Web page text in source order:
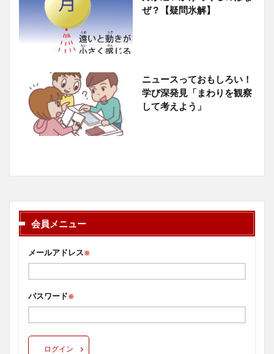
ぜ？【疑問氷解】
ニュースっておもしろい！
学び深発見「まわりを観察
して考えよう」
会員メニュー
メールアドレス※
パスワード※
ログイン